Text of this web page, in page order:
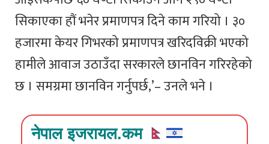
सिकाएका हौं भनेर प्रमाणपत्र दिने काम गरियो । ३०
हजारमा केयर गिभरको प्रमाणपत्र खरिदविक्री भएको
हामीले आवाज उठाउँदा सरकारले छानविन गरिरहेको
छ । समग्रमा छानविन गर्नुपर्छ,’– उनले भने ।
नेपाल इजरायल.कम